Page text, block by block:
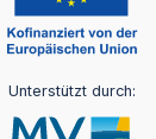
Unterstützt durch: